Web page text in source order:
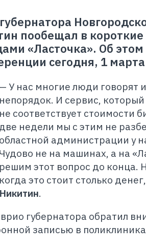
пообещал в короткие
«Ласточка». Об
сегодня, 1
— У нас многие люди говорят
непорядок. И сервис,
не соответствует стоимости
две недели мы с этим не
областной администрации у
Чудово не на машинах, а на
решим этот вопрос до конца.
когда это стоит столько
Никитин.
губернатора обратил
записью в